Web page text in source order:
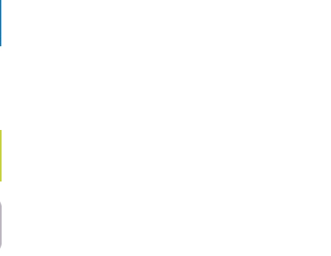
Scuola in chiaro
Erasmus+
eTwinning